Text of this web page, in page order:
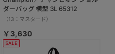
ダーバッグ 横型 3L 65312
（13：マスタード）
￥3,630
SALE